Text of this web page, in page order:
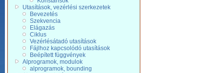
Utasítások, vezérlési szerkezetek
Bevezetés
Szekvencia
Elágazás
Ciklus
Vezérlésátadó utasítások
Fájlhoz kapcsolódó utasítások
Beépített függvények
Alprogramok, modulok
alprogramok, bounding